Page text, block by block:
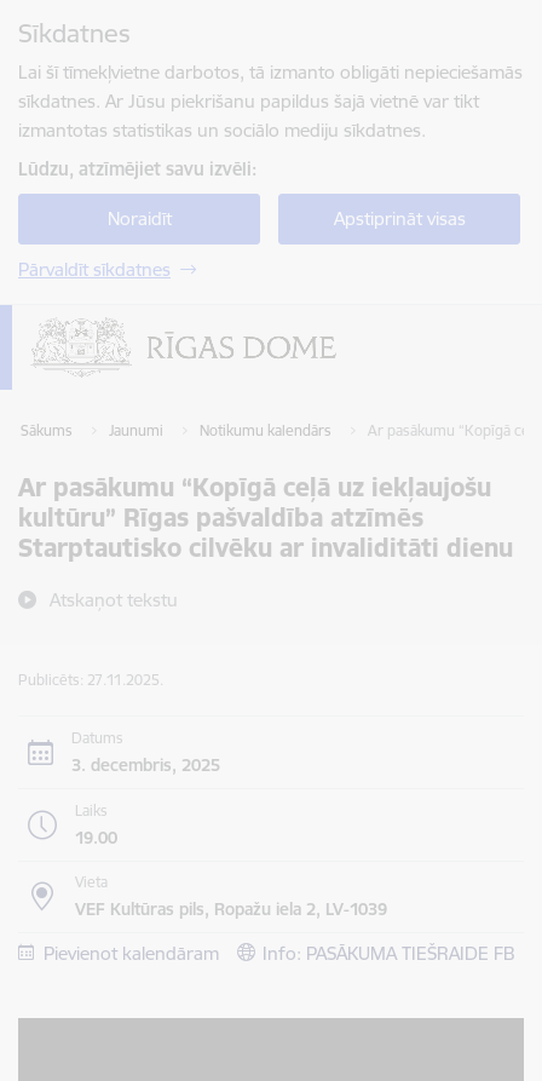
Sīkdatnes
Lai šī tīmekļvietne darbotos, tā izmanto obligāti nepieciešamās
sīkdatnes. Ar Jūsu piekrišanu papildus šajā vietnē var tikt
izmantotas statistikas un sociālo mediju sīkdatnes.
Lūdzu, atzīmējiet savu izvēli:
Noraidīt Apstiprināt visas
Pārvaldīt sīkdatnes
Sākums Jaunumi Notikumu kalendārs Ar pasākumu “Kopīgā
Ar pasākumu “Kopīgā ceļā uz iekļaujošu
kultūru” Rīgas pašvaldība atzīmēs
Starptautisko cilvēku ar invaliditāti dienu
Atskaņot tekstu
Publicēts: 27.11.2025.
Datums
3. decembris, 2025
Laiks
19.00
Vieta
VEF Kultūras pils, Ropažu iela 2, LV-1039
Pievienot kalendāram Info: PASĀKUMA TIEŠRAIDE FB